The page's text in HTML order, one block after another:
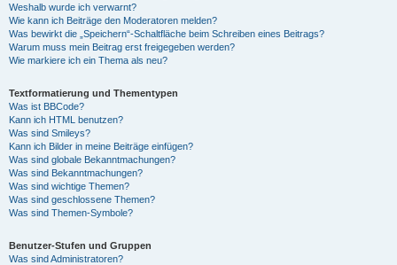
Weshalb wurde ich verwarnt?
Wie kann ich Beiträge den Moderatoren melden?
Was bewirkt die „Speichern“-Schaltfläche beim Schreiben eines Beitrags?
Warum muss mein Beitrag erst freigegeben werden?
Wie markiere ich ein Thema als neu?
Textformatierung und Thementypen
Was ist BBCode?
Kann ich HTML benutzen?
Was sind Smileys?
Kann ich Bilder in meine Beiträge einfügen?
Was sind globale Bekanntmachungen?
Was sind Bekanntmachungen?
Was sind wichtige Themen?
Was sind geschlossene Themen?
Was sind Themen-Symbole?
Benutzer-Stufen und Gruppen
Was sind Administratoren?